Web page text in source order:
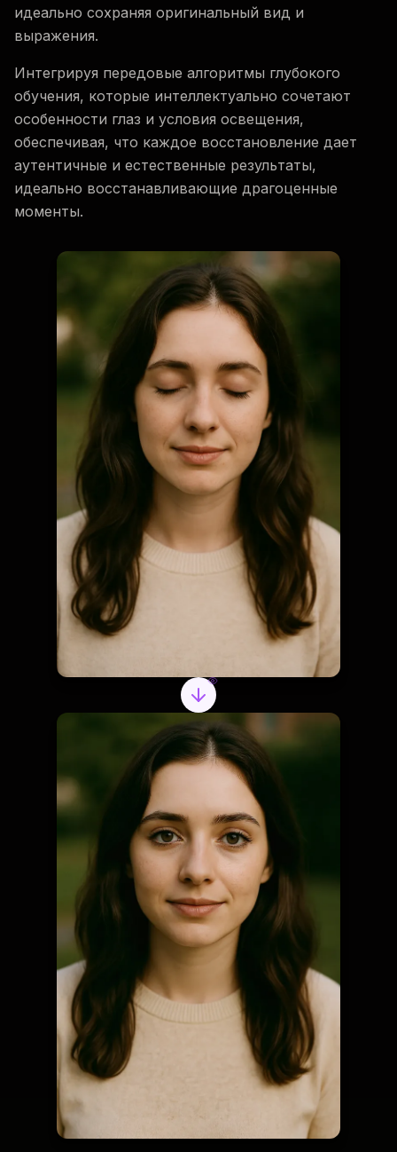
идеально сохраняя оригинальный вид и
выражения.
Интегрируя передовые алгоритмы глубокого
обучения, которые интеллектуально сочетают
особенности глаз и условия освещения,
обеспечивая, что каждое восстановление дает
аутентичные и естественные результаты,
идеально восстанавливающие драгоценные
моменты.